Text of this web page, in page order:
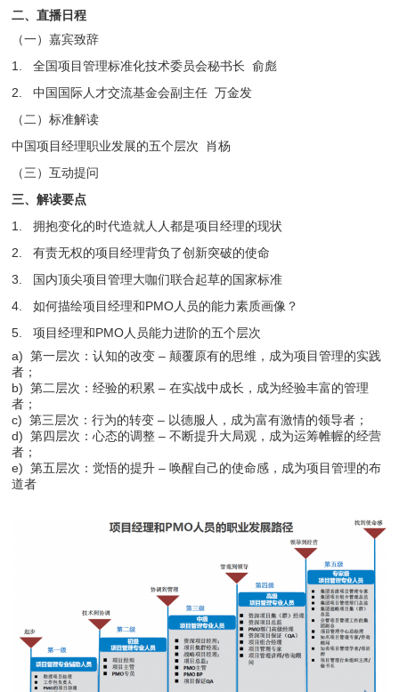
二、直播日程
（一）嘉宾致辞
1. 全国项目管理标准化技术委员会秘书长 俞彪
2. 中国国际人才交流基金会副主任 万金发
（二）标准解读
中国项目经理职业发展的五个层次 肖杨
（三）互动提问
三、解读要点
1. 拥抱变化的时代造就人人都是项目经理的现状
2. 有责无权的项目经理背负了创新突破的使命
3. 国内顶尖项目管理大咖们联合起草的国家标准
4. 如何描绘项目经理和PMO人员的能力素质画像？
5. 项目经理和PMO人员能力进阶的五个层次
a) 第一层次：认知的改变 – 颠覆原有的思维，成为项目管理的实践
者；
b) 第二层次：经验的积累 – 在实战中成长，成为经验丰富的管理
者；
c) 第三层次：行为的转变 – 以德服人，成为富有激情的领导者；
d) 第四层次：心态的调整 – 不断提升大局观，成为运筹帷幄的经营
者；
e) 第五层次：觉悟的提升 – 唤醒自己的使命感，成为项目管理的布
道者